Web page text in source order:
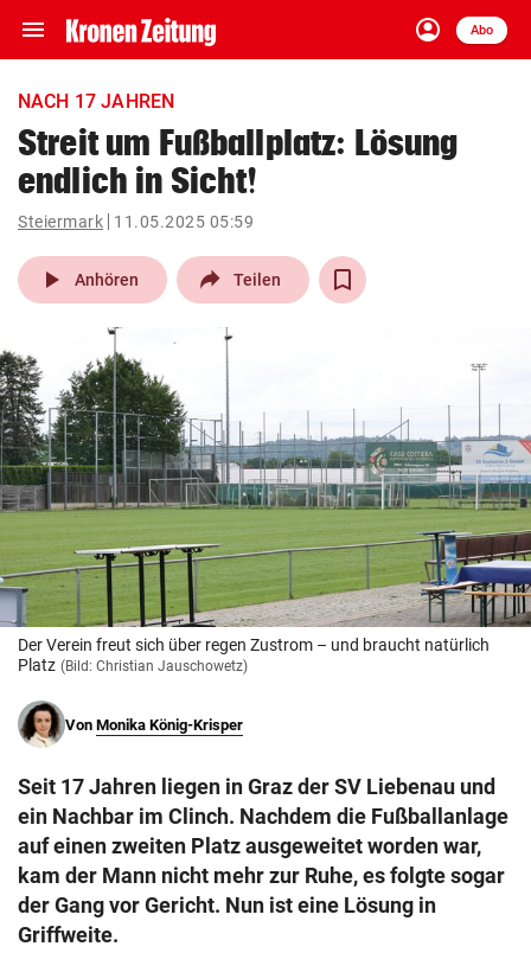
menu Navigation
ein-/ausklappen
account_circle
Anmelden
Abo
close Schließen
account_circle Anmelden
pin_drop
Wien arrow_right
search
Suchbegriff
eingeben
© Krone Multimedia GmbH & Co KG 2026
Muthgasse 2, 1190 Wien
NACH 17 JAHREN
Streit um Fußballplatz: Lösung
endlich in Sicht!
Steiermark 11.05.2025 05:59
play_arrow Anhören Teilen
Der Verein freut sich über regen Zustrom – und braucht natürlich
Platz (Bild: Christian Jauschowetz)
Von Monika König-Krisper
Seit 17 Jahren liegen in Graz der SV Liebenau und
ein Nachbar im Clinch. Nachdem die Fußballanlage
auf einen zweiten Platz ausgeweitet worden war,
kam der Mann nicht mehr zur Ruhe, es folgte sogar
der Gang vor Gericht. Nun ist eine Lösung in
Griffweite.